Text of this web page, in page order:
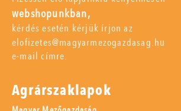
webshopunkban,
kérdés esetén kérjük írjon az
elofizetes@magyarmezogazdasag.hu
e-mail címre.
Agrárszaklapok